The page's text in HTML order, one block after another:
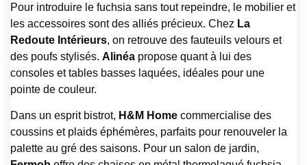
Pour introduire le fuchsia sans tout repeindre, le mobilier et
les accessoires sont des alliés précieux. Chez La
Redoute Intérieurs, on retrouve des fauteuils velours et
des poufs stylisés. Alinéa propose quant à lui des
consoles et tables basses laquées, idéales pour une
pointe de couleur.
Dans un esprit bistrot, H&M Home commercialise des
coussins et plaids éphémères, parfaits pour renouveler la
palette au gré des saisons. Pour un salon de jardin,